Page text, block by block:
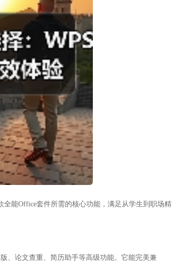
能Office套件所需的核心功能，满足从学生到职场精
、论文查重、简历助手等高级功能。它能完美兼